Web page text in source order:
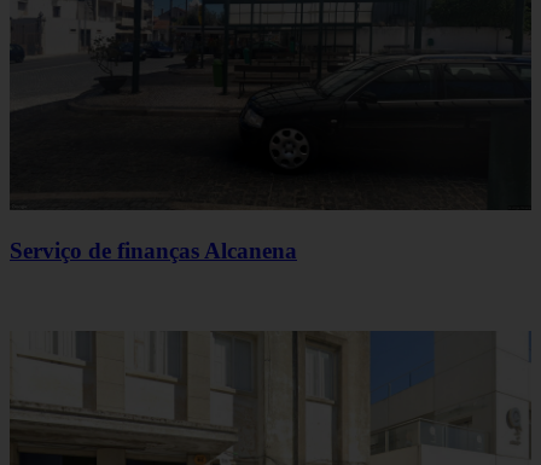
Serviço de finanças Alcanena